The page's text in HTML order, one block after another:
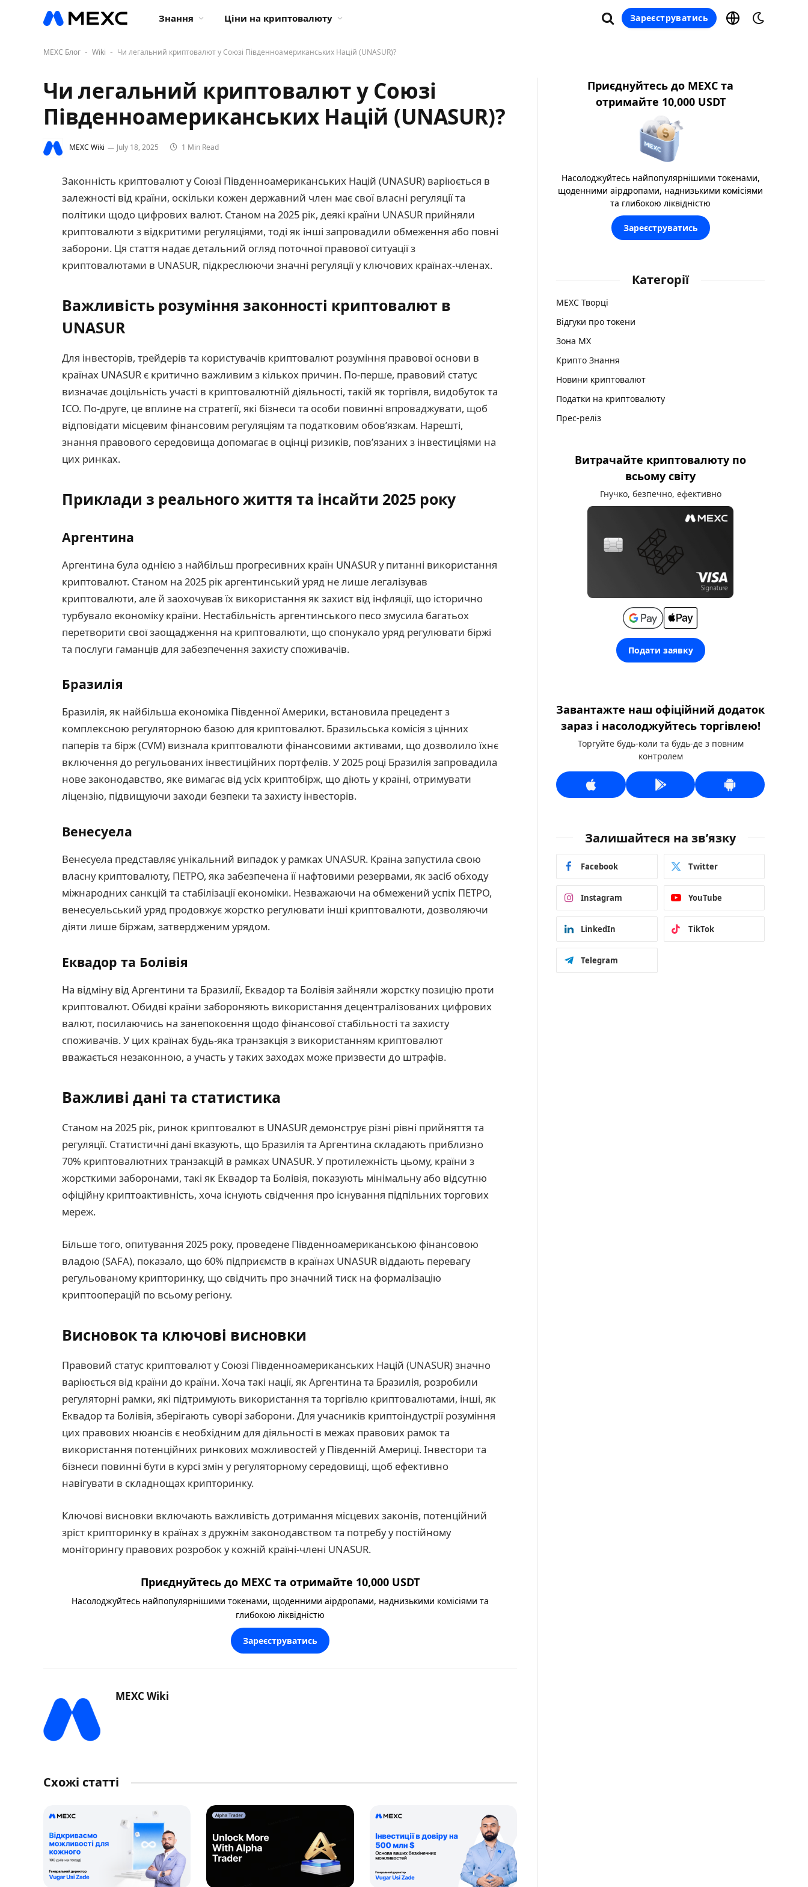
Знання Ціни на криптовалюту Зареєструватись
MEXC Блог - Wiki - Чи легальний криптовалют у Союзі Південноамериканських Націй (UNASUR)?
Чи легальний криптовалют у Союзі
Південноамериканських Націй (UNASUR)?
MEXC Wiki July 18, 2025 1 Min Read
Законність криптовалют у Союзі Південноамериканських Націй (UNASUR) варіюється в
залежності від країни, оскільки кожен державний член має свої власні регуляції та
політики щодо цифрових валют. Станом на 2025 рік, деякі країни UNASUR прийняли
криптовалюти з відкритими регуляціями, тоді як інші запровадили обмеження або повні
заборони. Ця стаття надає детальний огляд поточної правової ситуації з
криптовалютами в UNASUR, підкреслюючи значні регуляції у ключових країнах-членах.
Важливість розуміння законності криптовалют в
UNASUR
Для інвесторів, трейдерів та користувачів криптовалют розуміння правової основи в
країнах UNASUR є критично важливим з кількох причин. По-перше, правовий статус
визначає доцільність участі в криптовалютній діяльності, такій як торгівля, видобуток та
ICO. По-друге, це вплине на стратегії, які бізнеси та особи повинні впроваджувати, щоб
відповідати місцевим фінансовим регуляціям та податковим обов’язкам. Нарешті,
знання правового середовища допомагає в оцінці ризиків, пов’язаних з інвестиціями на
цих ринках.
Приклади з реального життя та інсайти 2025 року
Аргентина
Аргентина була однією з найбільш прогресивних країн UNASUR у питанні використання
криптовалют. Станом на 2025 рік аргентинський уряд не лише легалізував
криптовалюти, але й заохочував їх використання як захист від інфляції, що історично
турбувало економіку країни. Нестабільність аргентинського песо змусила багатьох
перетворити свої заощадження на криптовалюти, що спонукало уряд регулювати біржі
та послуги гаманців для забезпечення захисту споживачів.
Бразилія
Бразилія, як найбільша економіка Південної Америки, встановила прецедент з
комплексною регуляторною базою для криптовалют. Бразильська комісія з цінних
паперів та бірж (CVM) визнала криптовалюти фінансовими активами, що дозволило їхнє
включення до регульованих інвестиційних портфелів. У 2025 році Бразилія запровадила
нове законодавство, яке вимагає від усіх криптобірж, що діють у країні, отримувати
ліцензію, підвищуючи заходи безпеки та захисту інвесторів.
Венесуела
Венесуела представляє унікальний випадок у рамках UNASUR. Країна запустила свою
власну криптовалюту, ПЕТРО, яка забезпечена її нафтовими резервами, як засіб обходу
міжнародних санкцій та стабілізації економіки. Незважаючи на обмежений успіх ПЕТРО,
венесуельський уряд продовжує жорстко регулювати інші криптовалюти, дозволяючи
діяти лише біржам, затвердженим урядом.
Еквадор та Болівія
На відміну від Аргентини та Бразилії, Еквадор та Болівія зайняли жорстку позицію проти
криптовалют. Обидві країни забороняють використання децентралізованих цифрових
валют, посилаючись на занепокоєння щодо фінансової стабільності та захисту
споживачів. У цих країнах будь-яка транзакція з використанням криптовалют
вважається незаконною, а участь у таких заходах може призвести до штрафів.
Важливі дані та статистика
Станом на 2025 рік, ринок криптовалют в UNASUR демонструє різні рівні прийняття та
регуляції. Статистичні дані вказують, що Бразилія та Аргентина складають приблизно
70% криптовалютних транзакцій в рамках UNASUR. У протилежність цьому, країни з
жорсткими заборонами, такі як Еквадор та Болівія, показують мінімальну або відсутню
офіційну криптоактивність, хоча існують свідчення про існування підпільних торгових
мереж.
Більше того, опитування 2025 року, проведене Південноамериканською фінансовою
владою (SAFA), показало, що 60% підприємств в країнах UNASUR віддають перевагу
регульованому крипторинку, що свідчить про значний тиск на формалізацію
криптооперацій по всьому регіону.
Висновок та ключові висновки
Правовий статус криптовалют у Союзі Південноамериканських Націй (UNASUR) значно
варіюється від країни до країни. Хоча такі нації, як Аргентина та Бразилія, розробили
регуляторні рамки, які підтримують використання та торгівлю криптовалютами, інші, як
Еквадор та Болівія, зберігають суворі заборони. Для учасників криптоіндустрії розуміння
цих правових нюансів є необхідним для діяльності в межах правових рамок та
використання потенційних ринкових можливостей у Південній Америці. Інвестори та
бізнеси повинні бути в курсі змін у регуляторному середовищі, щоб ефективно
навігувати в складнощах крипторинку.
Ключові висновки включають важливість дотримання місцевих законів, потенційний
зріст крипторинку в країнах з дружнім законодавством та потребу у постійному
моніторингу правових розробок у кожній країні-члені UNASUR.
Приєднуйтесь до MEXC та отримайте 10,000 USDT
Насолоджуйтесь найпопулярнішими токенами, щоденними аірдропами, наднизькими комісіями та
глибокою ліквідністю
Зареєструватись
MEXC Wiki
Схожі статті
Приєднуйтесь до MEXC та
отримайте 10,000 USDT
Насолоджуйтесь найпопулярнішими токенами,
щоденними аірдропами, наднизькими комісіями
та глибокою ліквідністю
Зареєструватись
Категорії
MEXC Творці
Відгуки про токени
Зона MX
Крипто Знання
Новини криптовалют
Податки на криптовалюту
Прес-реліз
Витрачайте криптовалюту по
всьому світу
Гнучко, безпечно, ефективно
Подати заявку
Завантажте наш офіційний додаток
зараз і насолоджуйтесь торгівлею!
Торгуйте будь-коли та будь-де з повним
контролем
Залишайтеся на зв’язку
Facebook Twitter
Instagram YouTube
LinkedIn TikTok
Telegram